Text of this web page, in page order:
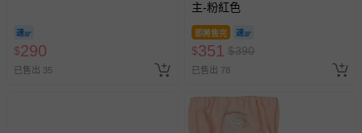
$290
已售出 35
主-粉紅色
即將售完
$351 $390
已售出 78